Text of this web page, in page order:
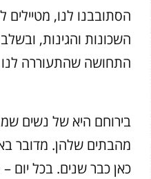
הסתובבנו לנו, מטיילים
השכונות והגינות,
התחושה שהתעוררה לנו
בירוחם היא של נשים
מהבתים שלהן. מדובר
כאן כבר שנים. בכל יום